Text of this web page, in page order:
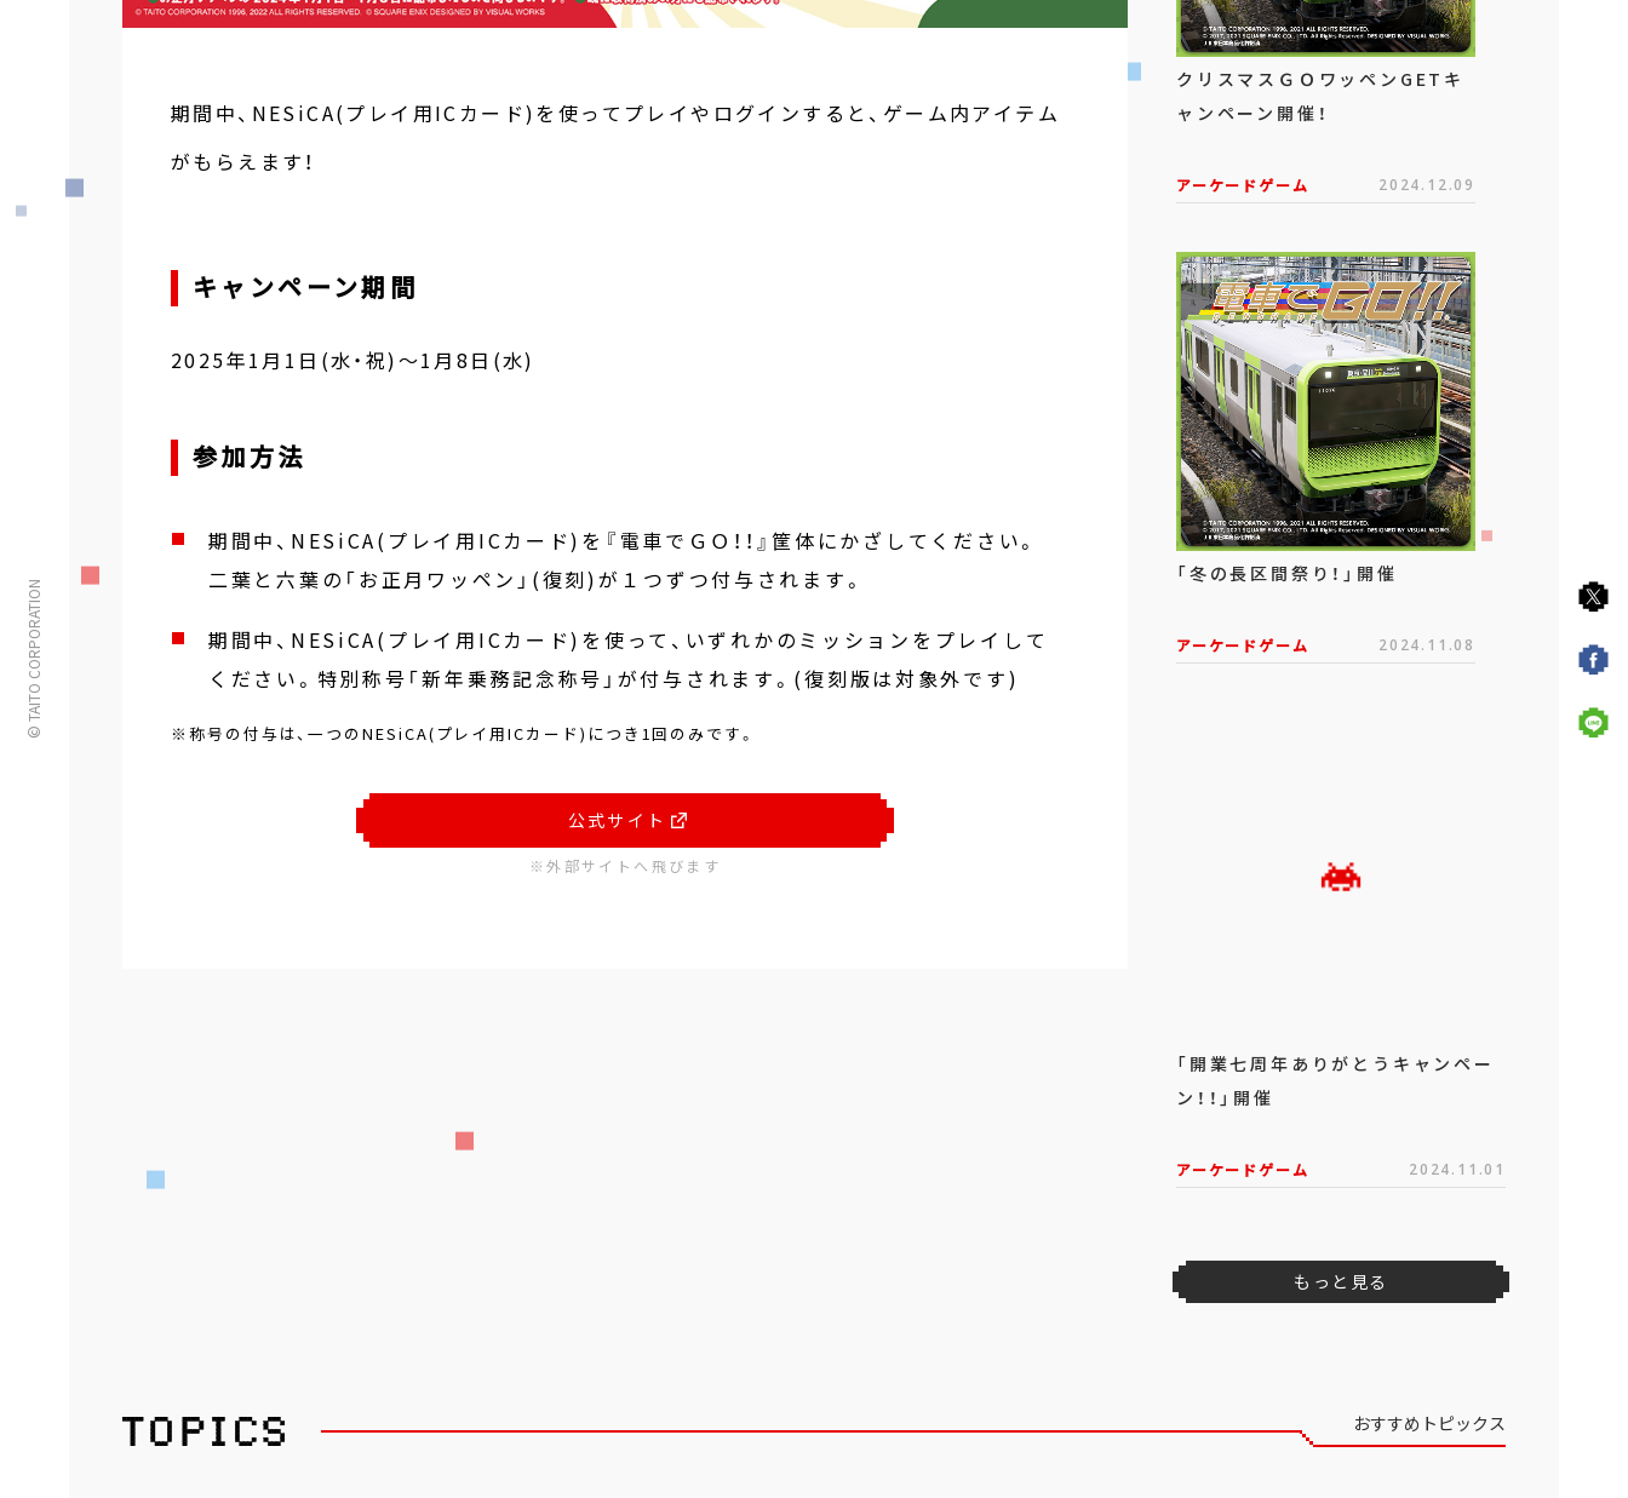
© TAITO CORPORATION
期間中、NESiCA(プレイ用ICカード)を使ってプレイやログインすると、ゲーム内アイテム
がもらえます！
キャンペーン期間
2025年1月1日(水・祝)～1月8日(水)
参加方法
期間中、NESiCA(プレイ用ICカード)を『電車でＧＯ！！』筐体にかざしてください。
二葉と六葉の「お正月ワッペン」(復刻)が１つずつ付与されます。
期間中、NESiCA(プレイ用ICカード)を使って、いずれかのミッションをプレイして
ください。特別称号「新年乗務記念称号」が付与されます。(復刻版は対象外です)
※称号の付与は、一つのNESiCA(プレイ用ICカード)につき1回のみです。
公式サイト
※外部サイトへ飛びます
クリスマスＧＯワッペンGETキ
ャンペーン開催！
アーケードゲーム 2024.12.09
「冬の長区間祭り！」開催
アーケードゲーム 2024.11.08
「開業七周年ありがとうキャンペー
ン！！」開催
アーケードゲーム 2024.11.01
もっと見る
おすすめトピックス